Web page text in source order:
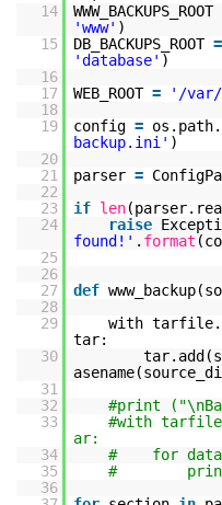
14
WWW_BACKUPS_ROOT
'www' )
15
DB_BACKUPS_ROOT =
'database' )
16
17
WEB_ROOT =
'/var/
18
19
config =
backup.ini' )
20
21
parser =
22
23
if len
24
raise
found!' . format
25
26
27
def
28
29
with tarfile.
tar:
30
31
32
#print
33
#with
ar:
34
# for data
35
#
36